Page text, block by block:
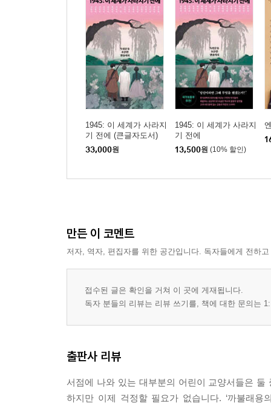
1945: 이 세계가 사라지
기 전에 (큰글자도서)
33,000원
1945: 이 세계가 사라지
기 전에
13,500원 (10% 할인)
만든 이 코멘트
저자, 역자, 편집자를 위한 공간입니다. 독자들에게 전하
접수된 글은 확인을 거쳐 이 곳에 게재됩니다.
독자 분들의 리뷰는 리뷰 쓰기를, 책에 대한 문의는
출판사 리뷰
서점에 나와 있는 대부분의 어린이 교양서들은
하지만 이제 걱정할 필요가 없습니다. ‘까불래